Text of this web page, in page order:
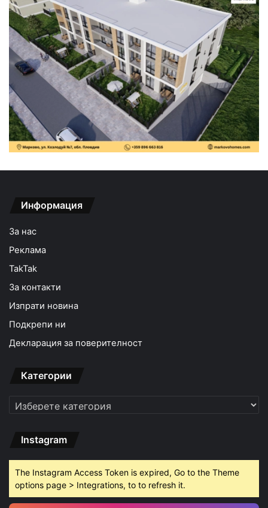
Информация
За нас
Реклама
TakTak
За контакти
Изпрати новина
Подкрепи ни
Декларация за поверителност
Категории
Категории
Instagram
The Instagram Access Token is expired, Go to the Theme
options page > Integrations, to to refresh it.